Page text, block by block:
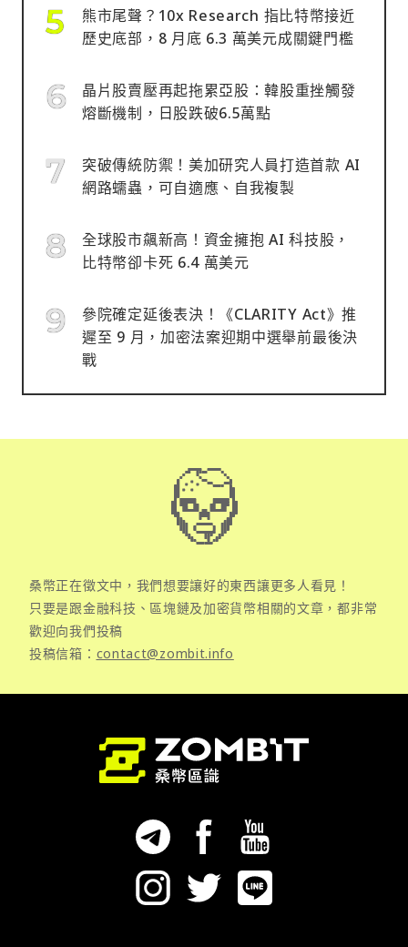
熊市尾聲？10x Research 指比特幣接近
歷史底部，8 月底 6.3 萬美元成關鍵門檻
晶片股賣壓再起拖累亞股：韓股重挫觸發
熔斷機制，日股跌破6.5萬點
突破傳統防禦！美加研究人員打造首款 AI
網路蠕蟲，可自適應、自我複製
全球股市飆新高！資金擁抱 AI 科技股，
比特幣卻卡死 6.4 萬美元
參院確定延後表決！《CLARITY Act》推
遲至 9 月，加密法案迎期中選舉前最後決
戰
桑幣正在徵文中，我們想要讓好的東西讓更多人看見！
只要是跟金融科技、區塊鏈及加密貨幣相關的文章，都非常
歡迎向我們投稿
投稿信箱： contact@zombit.info